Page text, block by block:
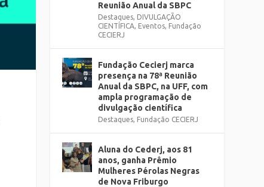
Reunião Anual da SBPC
Destaques, DIVULGAÇÃO
CIENTÍFICA, Eventos, Fundação
CECIERJ
Fundação Cecierj marca
presença na 78ª Reunião
Anual da SBPC, na UFF, com
ampla programação de
divulgação científica
Destaques, Fundação CECIERJ
Aluna do Cederj, aos 81
anos, ganha Prêmio
Mulheres Pérolas Negras
de Nova Friburgo